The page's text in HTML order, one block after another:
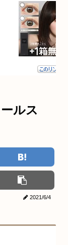
ルス
2021/6/4